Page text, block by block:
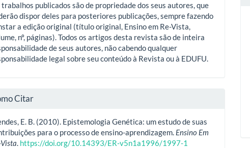
trabalhos publicados são de propriedade dos seus autores, que
dispor deles para posteriores publicações, sempre fazendo
a edição original (título original, Ensino em Re-Vista,
nº, páginas). Todos os artigos desta revista são de inteira
de seus autores, não cabendo qualquer
legal sobre seu conteúdo à Revista ou à EDUFU.
Citar
E. B. (2010). Epistemologia Genética: um estudo de suas
para o processo de ensino-aprendizagem. Ensino Em
https://doi.org/10.14393/ER-v5n1a1996/1997-1